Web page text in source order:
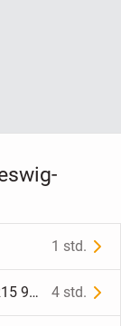
1 std.
2 - F I R E S T O N E - Winterhawk 195/65 R15 91 T 4 std.